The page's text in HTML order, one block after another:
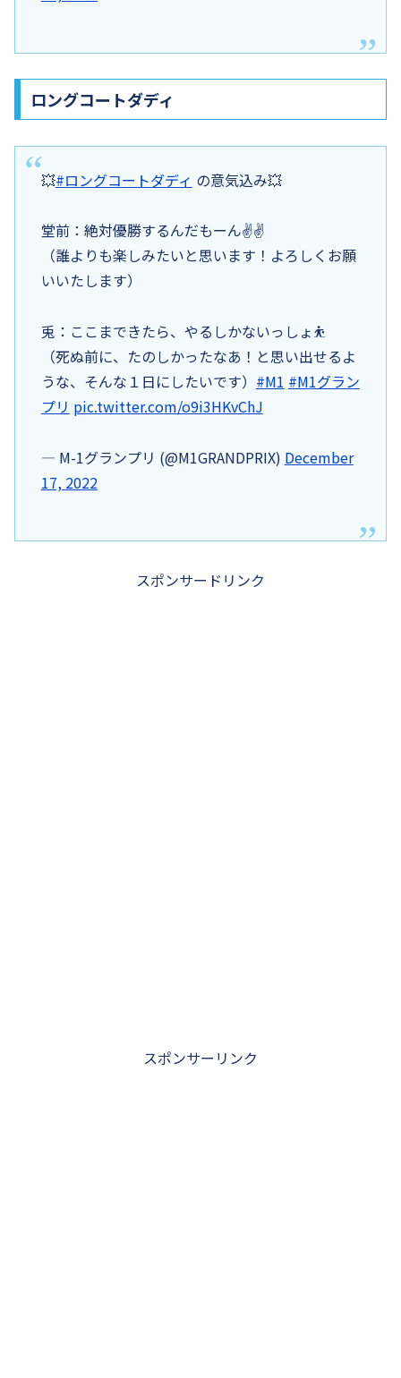
ロングコートダディ
💥#ロングコートダディ の意気込み💥
堂前：絶対優勝するんだもーん✌✌
（誰よりも楽しみたいと思います！よろしくお願
いいたします）
兎：ここまできたら、やるしかないっしょ⛹
（死ぬ前に、たのしかったなあ！と思い出せるよ
うな、そんな１日にしたいです） #M1 #M1グラン
プリ pic.twitter.com/o9i3HKvChJ
— M-1グランプリ (@M1GRANDPRIX) December
17, 2022
スポンサードリンク
スポンサーリンク